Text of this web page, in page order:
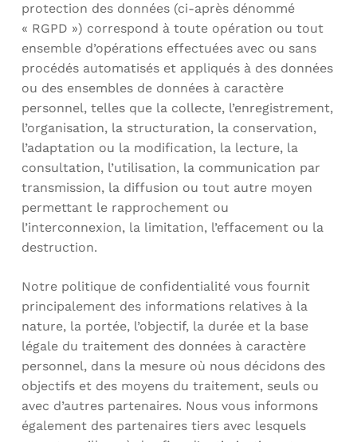
protection des données (ci-après dénommé
« RGPD ») correspond à toute opération ou tout
ensemble d’opérations effectuées avec ou sans
procédés automatisés et appliqués à des données
ou des ensembles de données à caractère
personnel, telles que la collecte, l’enregistrement,
l’organisation, la structuration, la conservation,
l’adaptation ou la modification, la lecture, la
consultation, l’utilisation, la communication par
transmission, la diffusion ou tout autre moyen
permettant le rapprochement ou
l’interconnexion, la limitation, l’effacement ou la
destruction.
Notre politique de confidentialité vous fournit
principalement des informations relatives à la
nature, la portée, l’objectif, la durée et la base
légale du traitement des données à caractère
personnel, dans la mesure où nous décidons des
objectifs et des moyens du traitement, seuls ou
avec d’autres partenaires. Nous vous informons
également des partenaires tiers avec lesquels